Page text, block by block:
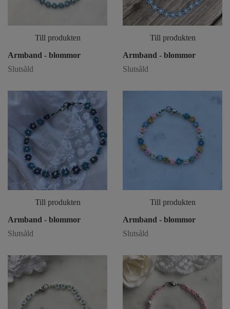
Till produkten
Armband - blommor
Slutsåld
Till produkten
Armband - blommor
Slutsåld
Till produkten
Armband - blommor
Slutsåld
Till produkten
Armband - blommor
Slutsåld